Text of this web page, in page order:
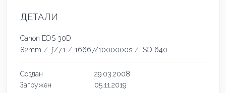
ДЕТАЛИ
Canon EOS 30D
82mm / ƒ/7.1 / 16667/1000000s / ISO 640
Создан
29.03.2008
Загружен
05.11.2019